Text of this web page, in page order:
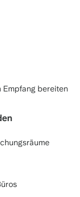
Empfang bereiten